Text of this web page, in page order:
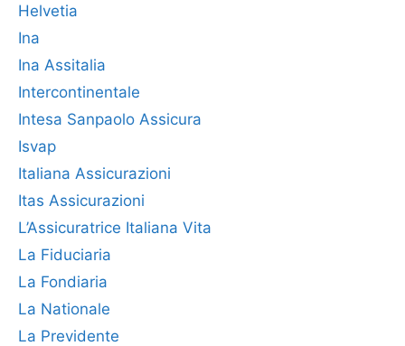
Helvetia
Ina
Ina Assitalia
Intercontinentale
Intesa Sanpaolo Assicura
Isvap
Italiana Assicurazioni
Itas Assicurazioni
L’Assicuratrice Italiana Vita
La Fiduciaria
La Fondiaria
La Nationale
La Previdente